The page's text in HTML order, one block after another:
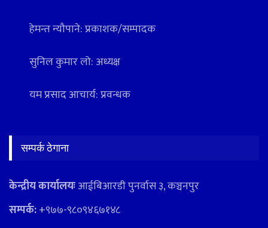
हेमन्त न्यौपाने: प्रकाशक/सम्पादक
सुनिल कुमार लो: अध्यक्ष
यम प्रसाद आचार्य: प्रवन्धक
सम्पर्क ठेगाना
केन्द्रीय कार्यालयःआईबिआरडी पुनर्वास ३, कञ्चनपुर
सम्पर्क:+९७७-९८०९४६७१४८